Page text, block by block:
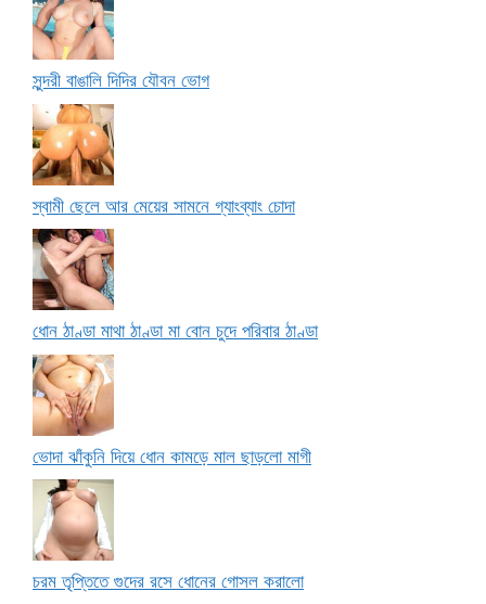
সুন্দরী বাঙালি দিদির যৌবন ভোগ
স্বামী ছেলে আর মেয়ের সামনে গ্যাংব্যাং চোদা
ধোন ঠাণ্ডা মাথা ঠাণ্ডা মা বোন চুদে পরিবার ঠাণ্ডা
ভোদা ঝাঁকুনি দিয়ে ধোন কামড়ে মাল ছাড়লো মাগী
চরম তৃপ্তিতে গুদের রসে ধোনের গোসল করালো